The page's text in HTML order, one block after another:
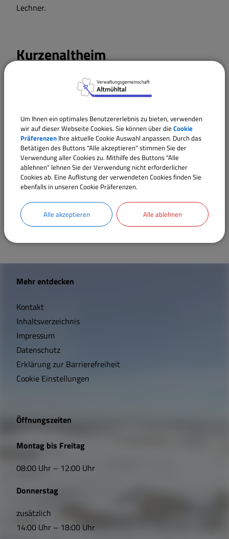
Gemeindeteile
Wohnen und Bauen
Bildung und Soziales
Vereine und Gruppen
Sport und Freizeit
Satzungen und Verordnungen
Breitbandversorgung
Wärmeplanung
Lechner.
Kurzenaltheim
Weitere Feldgeschworene:Helmut Rutz, Hermann
Pfahler, Dieter Riehl, Robert Hertlein, Wolfgang
Wolfsbronn
Obmann:Gerhard Gruber, Telefon 09146/462.
Weitere Feldgeschworene:
Helmut Renner, Werner
Schäfer, Rainer Mathes und Wolfgang Völklein.
W
c
h
t
i
e
L
n
k
s
Mehr entdecken
Kontakt
Inhaltsverzeichnis
Impressum
Datenschutz
Erklärung zur Barrierefreiheit
Cookie Einstellungen
Öffnungszeiten
Montag bis Freitag
08:00 Uhr – 12:00 Uhr
Donnerstag
zusätzlich
14:00 Uhr – 18:00 Uhr
Um Ihnen ein optimales Benutzererlebnis zu bieten, verwenden
wir auf dieser Webseite Cookies. Sie können über die Cookie
Präferenzen Ihre aktuelle Cookie Auswahl anpassen. Durch das
Betätigen des Buttons "Alle akzeptieren" stimmen Sie der
Verwendung aller Cookies zu. Mithilfe des Buttons "Alle
ablehnen" lehnen Sie der Verwendung nicht erforderlicher
Cookies ab. Eine Auflistung der verwendeten Cookies finden Sie
ebenfalls in unseren Cookie Präferenzen.
Alle akzeptieren Alle ablehnen